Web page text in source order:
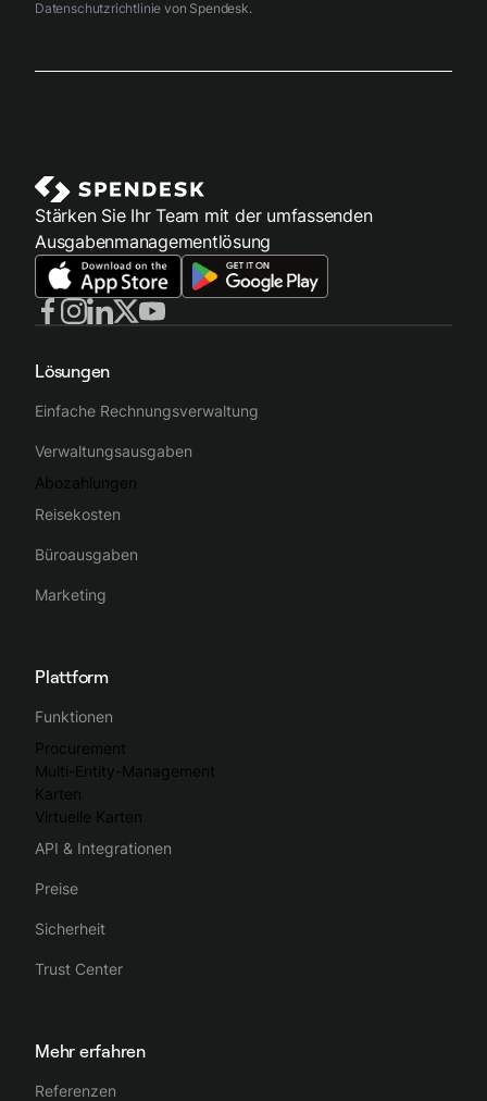
Datenschutzrichtlinie von Spendesk.
Stärken Sie Ihr Team mit der umfassenden
Ausgabenmanagementlösung
Lösungen
Einfache Rechnungsverwaltung
Verwaltungsausgaben
Abozahlungen
Reisekosten
Büroausgaben
Marketing
Plattform
Funktionen
Procurement
Multi-Entity-Management
Karten
Virtuelle Karten
API & Integrationen
Preise
Sicherheit
Trust Center
Mehr erfahren
Referenzen